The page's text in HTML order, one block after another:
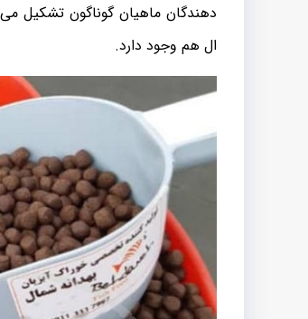
دهندگان ماهیان گوناگون تشکیل
ال هم وجود دارد.